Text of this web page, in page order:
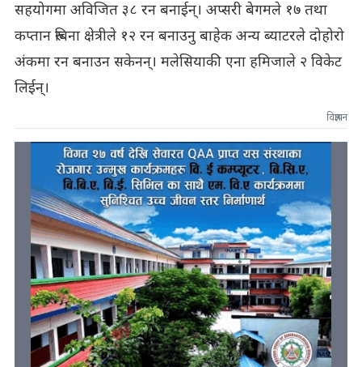
सहयोगमा अविजित ३८ रन बनाईन्। अप्सरी बेगमले १७ तथा
कप्तान रुबिना क्षेत्रीले १२ रन बनाउनु बाहेक अन्य ब्याटरले दोहोरो
अंकमा रन बनाउन सकेनन्। मलेसियाकी एना हमिजाले २ विकेट
लिईन्।
विज्ञापन